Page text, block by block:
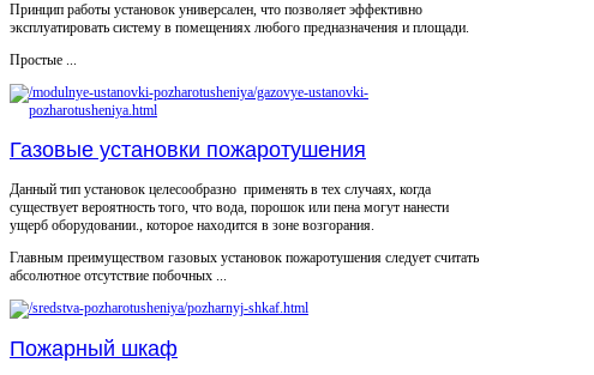
Принцип работы установок универсален, что позволяет эффективно
эксплуатировать систему в помещениях любого предназначения и площади.
Простые ...
Газовые установки пожаротушения
Данный тип установок целесообразно применять в тех случаях, когда
существует вероятность того, что вода, порошок или пена могут нанести
ущерб оборудовании., которое находится в зоне возгорания.
Главным преимуществом газовых установок пожаротушения следует считать
абсолютное отсутствие побочных ...
Пожарный шкаф